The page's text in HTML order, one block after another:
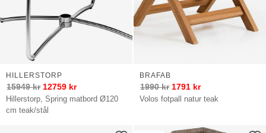
Hillerstorp, Spring matbord Ø120
cm teak/stål
HILLERSTORP
15949kr 12759 kr
Volos fotpall natur teak
BRAFAB
1990kr 1791 kr